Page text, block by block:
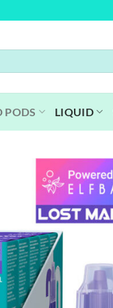
PODS LIQUID